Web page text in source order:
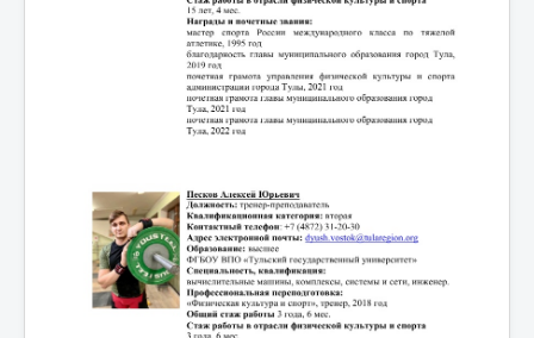
Противодействие коррупции
Антитеррористическая деятельность
Антидопинг
Политика обработки и защиты персональных
данных